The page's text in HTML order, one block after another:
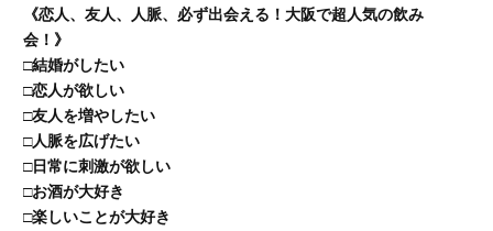
《恋人、友人、人脈、必ず出会える！大阪で超人気の飲み
会！》
□結婚がしたい
□恋人が欲しい
□友人を増やしたい
□人脈を広げたい
□日常に刺激が欲しい
□お酒が大好き
□楽しいことが大好き